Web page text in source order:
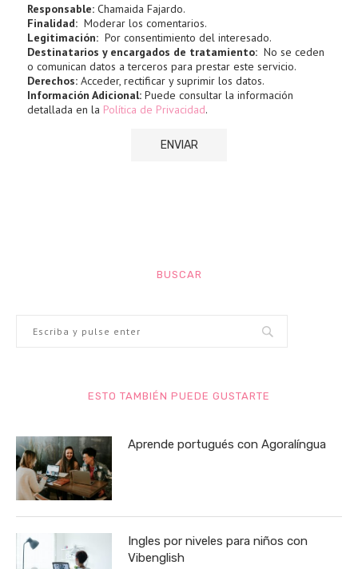
Responsable: Chamaida Fajardo.
Finalidad: Moderar los comentarios.
Legitimación: Por consentimiento del interesado.
Destinatarios y encargados de tratamiento: No se ceden
o comunican datos a terceros para prestar este servicio.
Derechos: Acceder, rectificar y suprimir los datos.
Información Adicional: Puede consultar la información
detallada en la Política de Privacidad.
BUSCAR
ESTO TAMBIÉN PUEDE GUSTARTE
Aprende portugués con Agoralíngua
Ingles por niveles para niños con
Vibenglish